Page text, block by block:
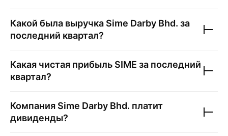
Какой была выручка Sime Darby Bhd. за
последний квартал?
Какая чистая прибыль SIME за последний
квартал?
Компания Sime Darby Bhd. платит
дивиденды?